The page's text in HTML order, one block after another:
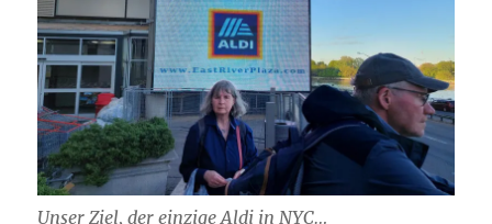
Unser Ziel, der einzige Aldi in NYC…